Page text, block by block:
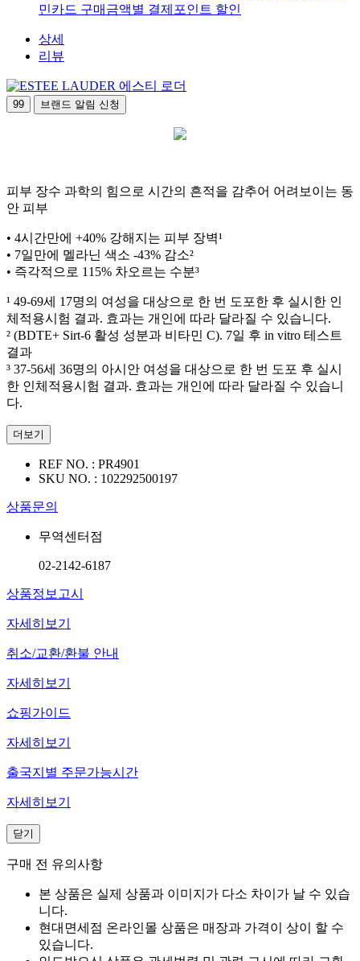
민카드 구매금액별 결제포인트 할인
상세
리뷰
에스티 로더
99 브랜드 알림 신청
피부 장수 과학의 힘으로 시간의 흔적을 감추어 어려보이는 동
안 피부
• 4시간만에 +40% 강해지는 피부 장벽¹
• 7일만에 멜라닌 색소 -43% 감소²
• 즉각적으로 115% 차오르는 수분³
¹ 49-69세 17명의 여성을 대상으로 한 번 도포한 후 실시한 인
체적용시험 결과. 효과는 개인에 따라 달라질 수 있습니다.
² (BDTE+ Sirt-6 활성 성분과 비타민 C). 7일 후 in vitro 테스트
결과
³ 37-56세 36명의 아시안 여성을 대상으로 한 번 도포 후 실시
한 인체적용시험 결과. 효과는 개인에 따라 달라질 수 있습니
다.
더보기
REF NO. : PR4901
SKU NO. : 102292500197
상품문의
무역센터점
02-2142-6187
상품정보고시
자세히보기
취소/교환/환불 안내
자세히보기
쇼핑가이드
자세히보기
출국지별 주문가능시간
자세히보기
닫기
구매 전 유의사항
본 상품은 실제 상품과 이미지가 다소 차이가 날 수 있습
니다.
현대면세점 온라인몰 상품은 매장과 가격이 상이 할 수
있습니다.